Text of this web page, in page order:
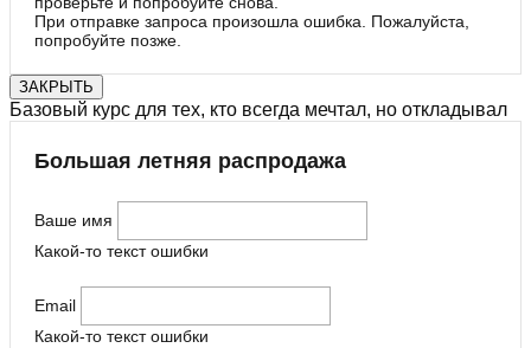
При отправке запроса произошла ошибка. Пожалуйста,
попробуйте позже.
ЗАКРЫТЬ
Базовый курс для тех, кто всегда мечтал, но откладывал
Большая летняя распродажа
Ваше имя
Какой-то текст ошибки
Email
Какой-то текст ошибки